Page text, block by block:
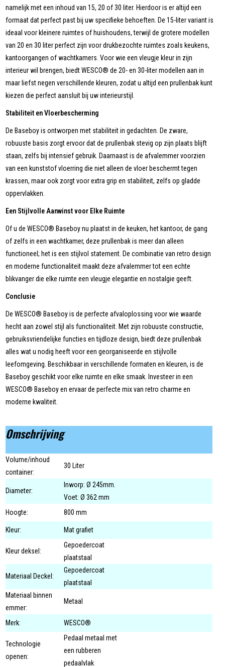
namelijk met een inhoud van 15, 20 of 30 liter. Hierdoor is er altijd een
formaat dat perfect past bij uw specifieke behoeften. De 15-liter variant is
ideaal voor kleinere ruimtes of huishoudens, terwijl de grotere modellen
van 20 en 30 liter perfect zijn voor drukbezochte ruimtes zoals keukens,
kantoorgangen of wachtkamers. Voor wie een vleugje kleur in zijn
interieur wil brengen, biedt WESCO® de 20- en 30-liter modellen aan in
maar liefst negen verschillende kleuren, zodat u altijd een prullenbak kunt
kiezen die perfect aansluit bij uw interieurstijl.
Stabiliteit en Vloerbescherming
De Baseboy is ontworpen met stabiliteit in gedachten. De zware,
robuuste basis zorgt ervoor dat de prullenbak stevig op zijn plaats blijft
staan, zelfs bij intensief gebruik. Daarnaast is de afvalemmer voorzien
van een kunststof vloerring die niet alleen de vloer beschermt tegen
krassen, maar ook zorgt voor extra grip en stabiliteit, zelfs op gladde
oppervlakken.
Een Stijlvolle Aanwinst voor Elke Ruimte
Of u de WESCO® Baseboy nu plaatst in de keuken, het kantoor, de gang
of zelfs in een wachtkamer, deze prullenbak is meer dan alleen
functioneel; het is een stijlvol statement. De combinatie van retro design
en moderne functionaliteit maakt deze afvalemmer tot een echte
blikvanger die elke ruimte een vleugje elegantie en nostalgie geeft.
Conclusie
De WESCO® Baseboy is de perfecte afvaloplossing voor wie waarde
hecht aan zowel stijl als functionaliteit. Met zijn robuuste constructie,
gebruiksvriendelijke functies en tijdloze design, biedt deze prullenbak
alles wat u nodig heeft voor een georganiseerde en stijlvolle
leefomgeving. Beschikbaar in verschillende formaten en kleuren, is de
Baseboy geschikt voor elke ruimte en elke smaak. Investeer in een
WESCO® Baseboy en ervaar de perfecte mix van retro charme en
moderne kwaliteit.
Omschrijving
Volume/inhoud
container:
30 Liter
Diameter:
Inworp: Ø 245mm.
Voet: Ø 362 mm
Hoogte:
800 mm
Kleur: Mat grafiet
Kleur deksel:
Gepoedercoat
plaatstaal
Materiaal Deckel:
Gepoedercoat
plaatstaal
Materiaal binnen
emmer:
Metaal
Merk: WESCO®
Technologie
openen:
Pedaal metaal met
een rubberen
pedaalvlak